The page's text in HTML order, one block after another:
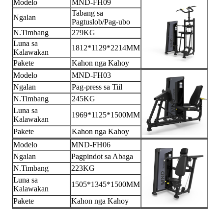
Modelo
MND-FH09
Ngalan
Tabang sa
Pagtuslob/Pag-ubo
N.Timbang
279KG
Luna sa
Kalawakan
1812*1129*2214MM
Pakete
Kahon nga Kahoy
Modelo
MND-FH03
Ngalan
Pag-press sa Tiil
N.Timbang
245KG
Luna sa
Kalawakan
1969*1125*1500MM
Pakete
Kahon nga Kahoy
Modelo
MND-FH06
Ngalan
Pagpindot sa Abaga
N.Timbang
223KG
Luna sa
Kalawakan
1505*1345*1500MM
Pakete
Kahon nga Kahoy